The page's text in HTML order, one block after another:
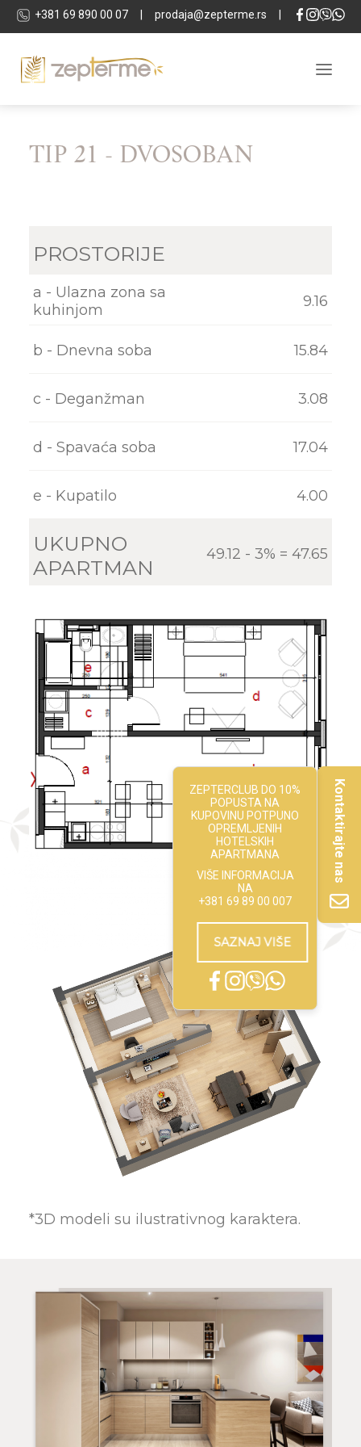
+381 69 890 00 07 prodaja@zepterme.rs
Kontaktirajte nas
ZEPTERCLUB DO 10%
POPUSTA NA
KUPOVINU POTPUNO
OPREMLJENIH
HOTELSKIH
APARTMANA
VIŠE INFORMACIJA
NA
+381 69 89 00 007
SAZNAJ VIŠE
O KOMPLEKSU
SPA & WELLNESS
GALERIJA
TIP 21 - DVOSOBAN
PROSTORIJE
a - Ulazna zona sa
kuhinjom
9.16
b - Dnevna soba 15.84
c - Deganžman 3.08
d - Spavaća soba 17.04
e - Kupatilo 4.00
UKUPNO
APARTMAN
49.12 - 3% = 47.65
*3D modeli su ilustrativnog karaktera.